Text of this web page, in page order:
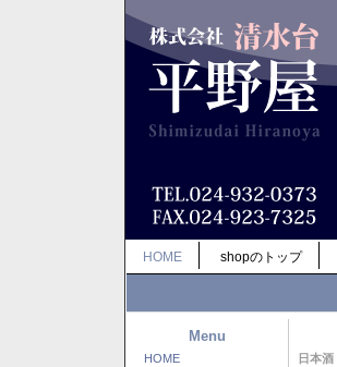
HOME shopのトップ
Menu
HOME 日本酒